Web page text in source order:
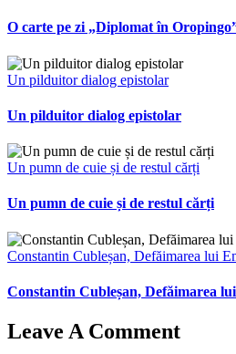
O carte pe zi „Diplomat în
Un pilduitor dialog epistolar
Un pilduitor dialog epistolar
Un pumn de cuie și de restul cărți
Un pumn de cuie și de restul cărți
Constantin Cubleșan, Defăimarea lui
Constantin Cubleșan, Defăimarea
Leave A Comment